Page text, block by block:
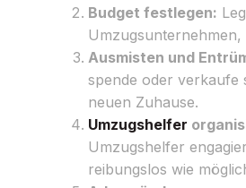
Budget festlegen:
Umzugsunternehmen,
Ausmisten und
spende oder verkaufe
neuen Zuhause.
Umzugshelfer
Umzugshelfer
reibungslos wie